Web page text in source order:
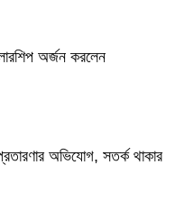
অর্জন করলেন
অভিযোগ, সতর্ক থাকার